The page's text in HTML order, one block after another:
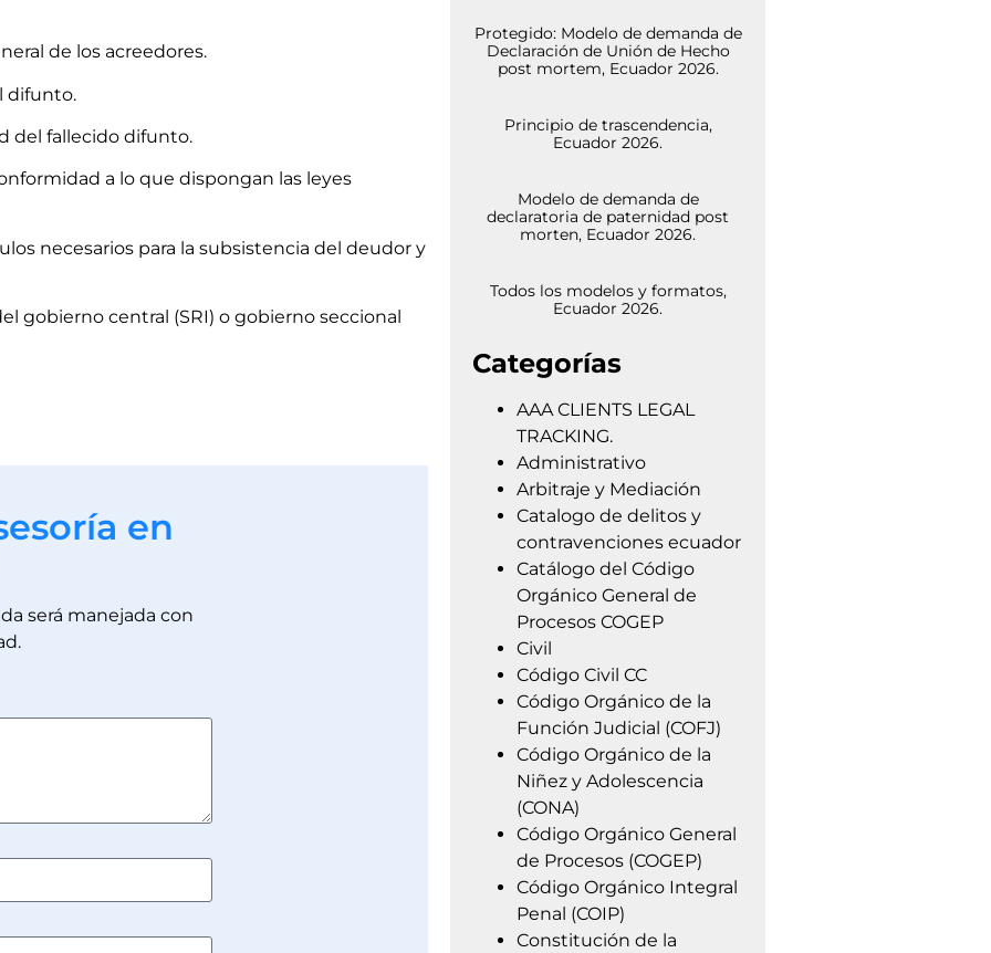
de los acreedores.
difunto.
del fallecido difunto.
a lo que dispongan las leyes
necesarios para la subsistencia del deudor y
gobierno central (SRI) o gobierno seccional
en
será manejada con
Protegido: Modelo de demanda de
Declaración de Unión de Hecho
post mortem, Ecuador 2026.
Principio de trascendencia,
Ecuador 2026.
Modelo de demanda de
declaratoria de paternidad post
morten, Ecuador 2026.
Todos los modelos y formatos,
Ecuador 2026.
Categorías
AAA CLIENTS LEGAL
TRACKING.
Administrativo
Arbitraje y Mediación
Catalogo de delitos y
contravenciones ecuador
Catálogo del Código
Orgánico General de
Procesos COGEP
Civil
Código Civil CC
Código Orgánico de la
Función Judicial (COFJ)
Código Orgánico de la
Niñez y Adolescencia
(CONA)
Código Orgánico General
de Procesos (COGEP)
Código Orgánico Integral
Penal (COIP)
Constitución de la